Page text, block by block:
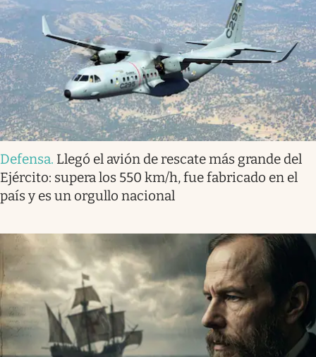
Defensa. Llegó el avión de rescate más grande del
Ejército: supera los 550 km/h, fue fabricado en el
país y es un orgullo nacional